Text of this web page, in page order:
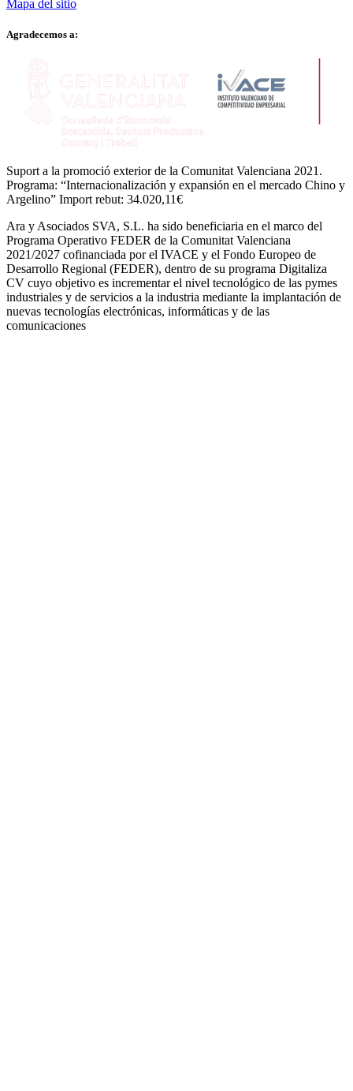
Mapa del sitio
Agradecemos a:
Suport a la promoció exterior de la Comunitat Valenciana 2021.
Programa: “Internacionalización y expansión en el mercado Chino y
Argelino” Import rebut: 34.020,11€
Ara y Asociados SVA, S.L. ha sido beneficiaria en el marco del
Programa Operativo FEDER de la Comunitat Valenciana
2021/2027 cofinanciada por el IVACE y el Fondo Europeo de
Desarrollo Regional (FEDER), dentro de su programa Digitaliza
CV cuyo objetivo es incrementar el nivel tecnológico de las pymes
industriales y de servicios a la industria mediante la implantación de
nuevas tecnologías electrónicas, informáticas y de las
comunicaciones